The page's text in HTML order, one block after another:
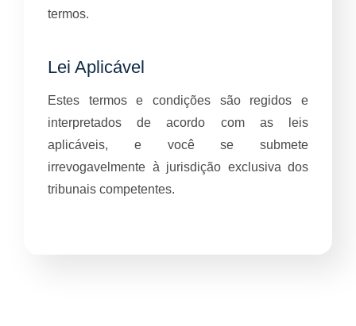
termos.
Lei Aplicável
Estes termos e condições são regidos e
interpretados de acordo com as leis
aplicáveis, e você se submete
irrevogavelmente à jurisdição exclusiva dos
tribunais competentes.